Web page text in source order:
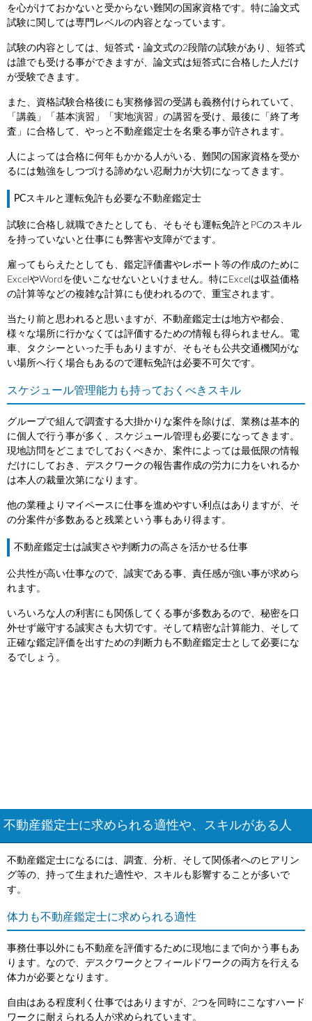
を心がけておかないと受からない難関の国家資格です。特に論文式
試験に関しては専門レベルの内容となっています。
試験の内容としては、短答式・論文式の2段階の試験があり、短答式
は誰でも受ける事ができますが、論文式は短答式に合格した人だけ
が受験できます。
また、資格試験合格後にも実務修習の受講も義務付けられていて、
「講義」「基本演習」「実地演習」の講習を受け、最後に「終了考
査」に合格して、やっと不動産鑑定士を名乗る事が許されます。
人によっては合格に何年もかかる人がいる、難関の国家資格を受か
るには勉強をしつづける諦めない忍耐力が大切になってきます。
PCスキルと運転免許も必要な不動産鑑定士
試験に合格し就職できたとしても、そもそも運転免許とPCのスキル
を持っていないと仕事にも弊害や支障がでます。
雇ってもらえたとしても、鑑定評価書やレポート等の作成のために
ExcelやWordを使いこなせないといけません。特にExcelは収益価格
の計算等などの複雑な計算にも使われるので、重宝されます。
当たり前と思われると思いますが、不動産鑑定士は地方や都会、
様々な場所に行かなくては評価するための情報も得られません。電
車、タクシーといった手もありますが、そもそも公共交通機関がな
い場所へ行く場合もあるので運転免許は必要不可欠です。
スケジュール管理能力も持っておくべきスキル
グループで組んで調査する大掛かりな案件を除けば、業務は基本的
に個人で行う事が多く、スケジュール管理も必要になってきます。
現地訪問をどこまでしておくべきか、案件によっては最低限の情報
だけにしておき、デスクワークの報告書作成の労力に力をいれるか
は本人の裁量次第になります。
他の業種よりマイペースに仕事を進めやすい利点はありますが、そ
の分案件が多数あると残業という事もあり得ます。
不動産鑑定士は誠実さや判断力の高さを活かせる仕事
公共性が高い仕事なので、誠実である事、責任感が強い事が求めら
れます。
いろいろな人の利害にも関係してくる事が多数あるので、秘密を口
外せず厳守する誠実さも大切です。そして精密な計算能力、そして
正確な鑑定評価を出すための判断力も不動産鑑定士として必要にな
るでしょう。
不動産鑑定士に求められる適性や、スキルがある人
不動産鑑定士になるには、調査、分析、そして関係者へのヒアリン
グ等の、持って生まれた適性や、スキルも影響することが多いで
す。
体力も不動産鑑定士に求められる適性
事務仕事以外にも不動産を評価するために現地にまで向かう事もあ
ります。なので、デスクワークとフィールドワークの両方を行える
体力が必要となります。
自由はある程度利く仕事ではありますが、2つを同時にこなすハード
ワークに耐えられる人が求められています。